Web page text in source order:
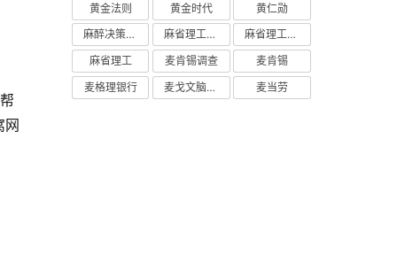
网
黄金法则
黄金时代
黄仁勋
麻醉决策支持
麻省理工学院研究
麻省理工学院
麻省理工
麦肯锡调查
麦肯锡
麦格理银行
麦戈文脑研究所 麦当劳